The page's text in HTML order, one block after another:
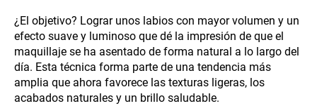
¿El objetivo? Lograr unos labios con mayor volumen y un
efecto suave y luminoso que dé la impresión de que el
maquillaje se ha asentado de forma natural a lo largo del
día. Esta técnica forma parte de una tendencia más
amplia que ahora favorece las texturas ligeras, los
acabados naturales y un brillo saludable.